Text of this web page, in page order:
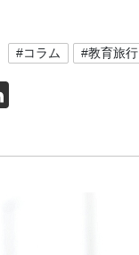
#コラム #教育旅行